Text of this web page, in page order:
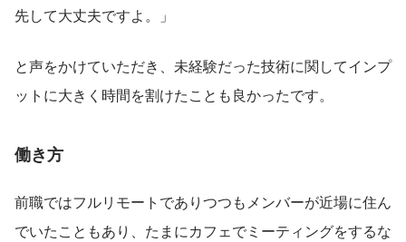
先して大丈夫ですよ。」
と声をかけていただき、未経験だった技術に関してインプ
ットに大きく時間を割けたことも良かったです。
働き方
前職ではフルリモートでありつつもメンバーが近場に住ん
でいたこともあり、たまにカフェでミーティングをするな